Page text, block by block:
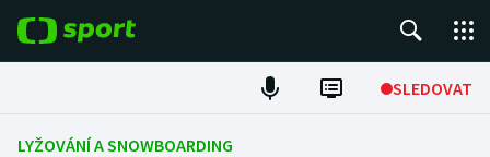
SLEDOVAT
Fotbal
LYŽOVÁNÍ A SNOWBOARDING